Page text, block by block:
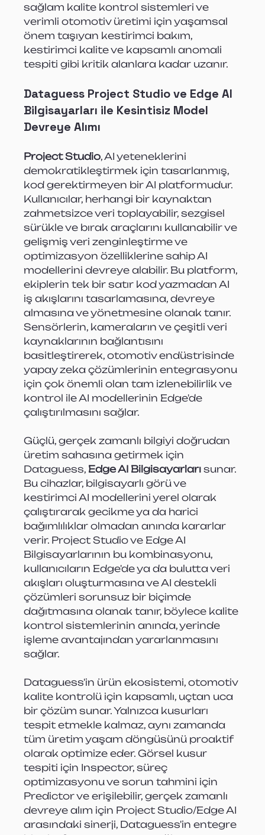
sağlam kalite kontrol sistemleri ve
verimli otomotiv üretimi için yaşamsal
önem taşıyan kestirimci bakım,
kestirimci kalite ve kapsamlı anomali
tespiti gibi kritik alanlara kadar uzanır.
Dataguess Project Studio ve Edge AI
Bilgisayarları ile Kesintisiz Model
Devreye Alımı
Project Studio, AI yeteneklerini
demokratikleştirmek için tasarlanmış,
kod gerektirmeyen bir AI platformudur.
Kullanıcılar, herhangi bir kaynaktan
zahmetsizce veri toplayabilir, sezgisel
sürükle ve bırak araçlarını kullanabilir ve
gelişmiş veri zenginleştirme ve
optimizasyon özelliklerine sahip AI
modellerini devreye alabilir. Bu platform,
ekiplerin tek bir satır kod yazmadan AI
iş akışlarını tasarlamasına, devreye
almasına ve yönetmesine olanak tanır.
Sensörlerin, kameraların ve çeşitli veri
kaynaklarının bağlantısını
basitleştirerek, otomotiv endüstrisinde
yapay zeka çözümlerinin entegrasyonu
için çok önemli olan tam izlenebilirlik ve
kontrol ile AI modellerinin Edge'de
çalıştırılmasını sağlar.
Güçlü, gerçek zamanlı bilgiyi doğrudan
üretim sahasına getirmek için
Dataguess, Edge AI Bilgisayarları sunar.
Bu cihazlar, bilgisayarlı görü ve
kestirimci AI modellerini yerel olarak
çalıştırarak gecikme ya da harici
bağımlılıklar olmadan anında kararlar
verir. Project Studio ve Edge AI
Bilgisayarlarının bu kombinasyonu,
kullanıcıların Edge'de ya da bulutta veri
akışları oluşturmasına ve AI destekli
çözümleri sorunsuz bir biçimde
dağıtmasına olanak tanır, böylece kalite
kontrol sistemlerinin anında, yerinde
işleme avantajından yararlanmasını
sağlar.
Dataguess'in ürün ekosistemi, otomotiv
kalite kontrolü için kapsamlı, uçtan uca
bir çözüm sunar. Yalnızca kusurları
tespit etmekle kalmaz, aynı zamanda
tüm üretim yaşam döngüsünü proaktif
olarak optimize eder. Görsel kusur
tespiti için Inspector, süreç
optimizasyonu ve sorun tahmini için
Predictor ve erişilebilir, gerçek zamanlı
devreye alım için Project Studio/Edge AI
arasındaki sinerji, Dataguess'in entegre